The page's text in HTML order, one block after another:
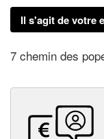
Il s'agit de votre
7 chemin des